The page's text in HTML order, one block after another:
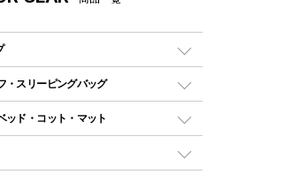
ント
ント
・スリーピングバッグ
ー型（封筒型）シュラフ
ラフ
ッド・コット・マット
ベッド・コット